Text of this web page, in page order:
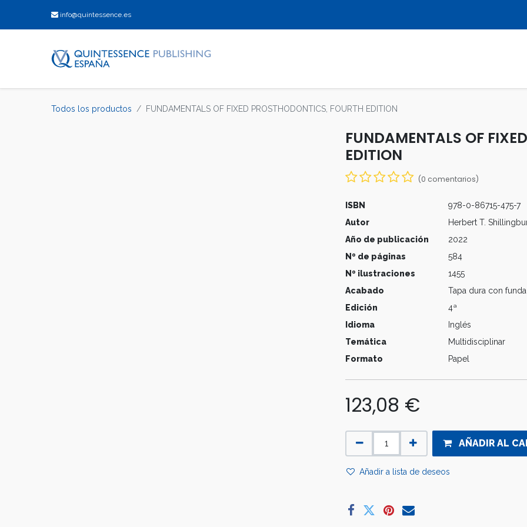
info@quintessence.es
Todos los productos FUNDAMENTALS OF FIXED PROSTHODONTICS, FOURTH EDITION
FUNDAMENTALS OF
EDITION
(0 comentarios)
ISBN
978-0-86715-475-7
Autor
Herbert T.
Año de publicación
2022
Nº de páginas
584
Nº ilustraciones
1455
Acabado
Tapa dura con funda
Edición
4ª
Idioma
Inglés
Temática
Multidisciplinar
Formato
Papel
123,08 €
AÑADIR AL
Añadir a lista de deseos